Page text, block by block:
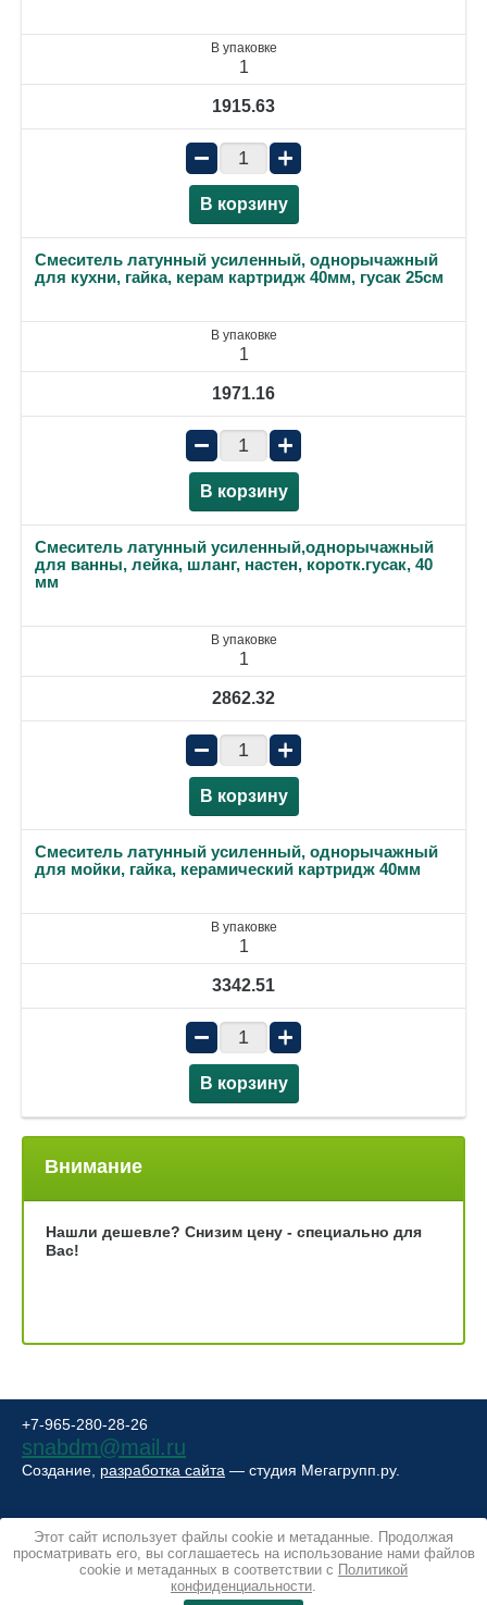
В упаковке
1
1915.63
− +
В корзину
Смеситель латунный усиленный, однорычажный
для кухни, гайка, керам картридж 40мм, гусак 25см
В упаковке
1
1971.16
− +
В корзину
Смеситель латунный усиленный,однорычажный
для ванны, лейка, шланг, настен, коротк.гусак, 40
мм
В упаковке
1
2862.32
− +
В корзину
Смеситель латунный усиленный, однорычажный
для мойки, гайка, керамический картридж 40мм
В упаковке
1
3342.51
− +
В корзину
Этот сайт использует файлы cookie и метаданные. Продолжая
просматривать его, вы соглашаетесь на использование нами файлов
cookie и метаданных в соответствии с Политикой
конфиденциальности.
Внимание
Нашли дешевле? Снизим цену - специально для
Вас!
+7-965-280-28-26
snabdm@mail.ru
Создание, разработка сайта — студия Мегагрупп.ру.